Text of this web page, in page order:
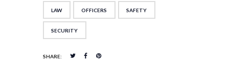
LAW OFFICERS SAFETY
SECURITY
SHARE: